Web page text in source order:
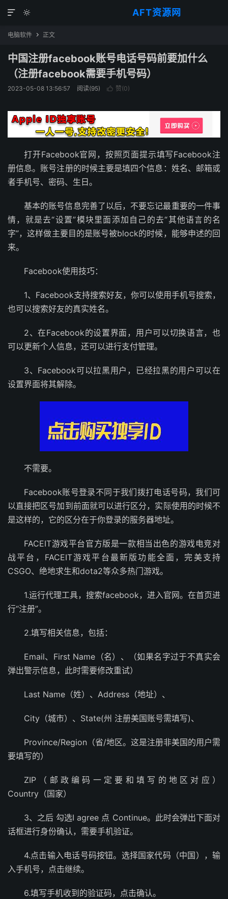
AFT资源网


电脑软件  正文
中国注册facebook账号电话号码前要加什么
（注册facebook需要手机号码）
2023-05-08 13:56:57 阅读(95)  赞(0)
打开Facebook官网，按照页面提示填写Facebook注
册信息。账号注册的时候主要是填四个信息：姓名、邮箱或
者手机号、密码、生日。
基本的账号信息完善了以后，不要忘记最重要的一件事
情，就是去“设置”模块里面添加自己的去“其他语言的名
字”，这样做主要目的是账号被block的时候，能够申述的回
来。
Facebook使用技巧：
1、Facebook支持搜索好友，你可以使用手机号搜索，
也可以搜索好友的真实姓名。
2、在Facebook的设置界面，用户可以切换语言，也
可以更新个人信息，还可以进行支付管理。
3、Facebook可以拉黑用户，已经拉黑的用户可以在
设置界面将其解除。
不需要。
Facebook账号登录不同于我们拨打电话号码，我们可
以直接把区号加到前面就可以进行区分，实际使用的时候不
是这样的，它的区分在于你登录的服务器地址。
FACEIT游戏平台官方版是一款相当出色的游戏电竞对
战平台，FACEIT游戏平台最新版功能全面，完美支持
CSGO、绝地求生和dota2等众多热门游戏。
1.运行代理工具，搜索facebook，进入官网。在首页进
行“注册”。
2.填写相关信息，包括：
Email、First Name（名）、（如果名字过于不真实会
弹出警示信息，此时需要修改重试）
Last Name（姓）、Address（地址）、
City（城市）、State(州 注册美国账号需填写)、
Province/Region（省/地区。这是注册非美国的用户需
要填写的）
ZIP（邮政编码一定要和填写的地区对应）
Country（国家）
3、之后 勾选I agree 点 Continue。此时会弹出下面对
话框进行身份确认，需要手机验证。
4.点击输入电话号码按钮。选择国家代码（中国），输
入手机号，点击继续。
6.填写手机收到的验证码，点击确认。